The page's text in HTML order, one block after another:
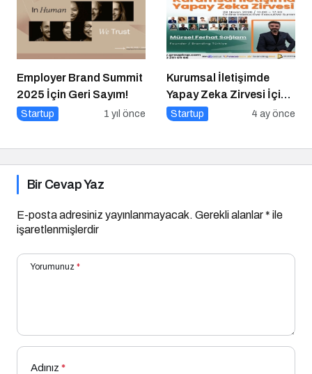
Employer Brand Summit
2025 İçin Geri Sayım!
Startup 1 yıl önce
Kurumsal İletişimde
Yapay Zeka Zirvesi İçin
Geri Sayım!
Startup 4 ay önce
Bir Cevap Yaz
E-posta adresiniz yayınlanmayacak. Gerekli alanlar* ile
işaretlenmişlerdir
Yorumunuz *
Adınız *